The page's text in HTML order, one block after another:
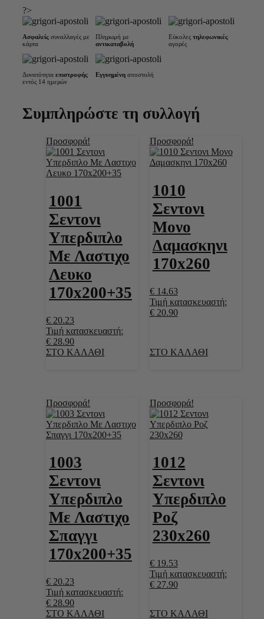
?>
Ασφαλείς συναλλαγές με
κάρτα
Πληρωμή με
αντικαταβολή
Εύκολες τηλεφωνικές
αγορές
Δυνατότητα επιστροφής
εντός 14 ημερών
Εγγυημένη αποστολή
Συμπληρώστε τη συλλογή
Προσφορά!
1001
Σεντονι
Υπερδιπλο
Με Λαστιχο
Λευκο
170x200+35
€ 20.23
Τιμή κατασκευαστή:
€ 28.90
ΣΤΟ ΚΑΛΑΘΙ
Προσφορά!
1010
Σεντονι
Μονο
Δαμασκηνι
170x260
€14.63
Τιμή κατασκευαστή:
€20.90
ΣΤΟ ΚΑΛΑΘΙ
Προσφορά!
1003
Σεντονι
Υπερδιπλο
Με Λαστιχο
Σπαγγι
170x200+35
€ 20.23
Τιμή κατασκευαστή:
€ 28.90
ΣΤΟ ΚΑΛΑΘΙ
Προσφορά!
1012
Σεντονι
Υπερδιπλο
Ροζ
230x260
€19.53
Τιμή κατασκευαστή:
€27.90
ΣΤΟ ΚΑΛΑΘΙ